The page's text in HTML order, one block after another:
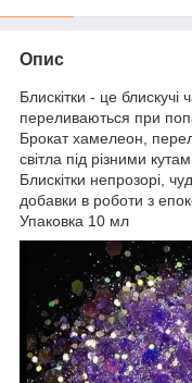
Опис
Блискітки - це блискучі
переливаються при
Брокат хамелеон,
світла під різними
Блискітки непрозорі,
добавки в роботи з
Упаковка 10 мл